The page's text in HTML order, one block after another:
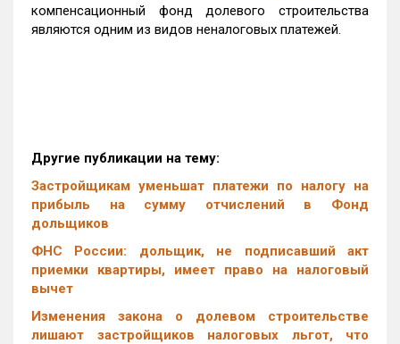
компенсационный фонд долевого строительства
являются одним из видов неналоговых платежей.
Другие публикации на тему:
Застройщикам уменьшат платежи по налогу на
прибыль на сумму отчислений в Фонд
дольщиков
ФНС России: дольщик, не подписавший акт
приемки квартиры, имеет право на налоговый
вычет
Изменения закона о долевом строительстве
лишают застройщиков налоговых льгот, что